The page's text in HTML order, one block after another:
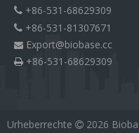
 +86-531-68629309
 +86-531-81307671
 Export@biobase.cc
 +86-531-68629309
Urheberrechte  2026